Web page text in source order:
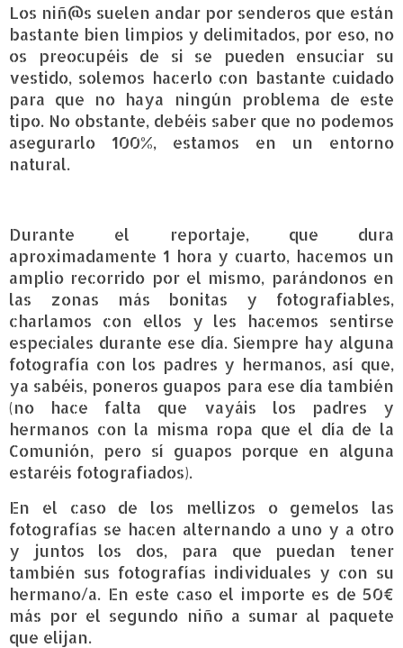
Los niñ@s suelen andar por senderos que están
bastante bien limpios y delimitados, por eso, no
os preocupéis de si se pueden ensuciar su
vestido, solemos hacerlo con bastante cuidado
para que no haya ningún problema de este
tipo. No obstante, debéis saber que no podemos
asegurarlo 100%, estamos en un entorno
natural.
Durante el reportaje, que dura
aproximadamente 1 hora y cuarto, hacemos un
amplio recorrido por el mismo, parándonos en
las zonas más bonitas y fotografiables,
charlamos con ellos y les hacemos sentirse
especiales durante ese día. Siempre hay alguna
fotografía con los padres y hermanos, así que,
ya sabéis, poneros guapos para ese día también
(no hace falta que vayáis los padres y
hermanos con la misma ropa que el día de la
Comunión, pero sí guapos porque en alguna
estaréis fotografiados).
En el caso de los mellizos o gemelos las
fotografías se hacen alternando a uno y a otro
y juntos los dos, para que puedan tener
también sus fotografías individuales y con su
hermano/a. En este caso el importe es de 50€
más por el segundo niño a sumar al paquete
que elijan.